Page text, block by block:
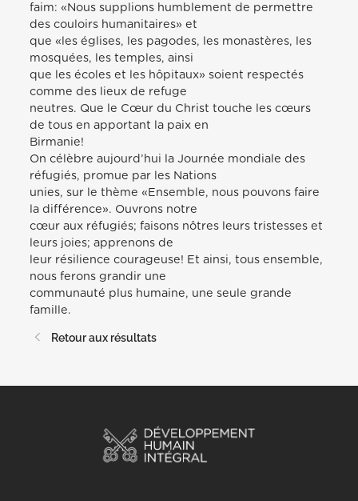
faim: «Nous supplions humblement de permettre
des couloirs humanitaires» et
que «les églises, les pagodes, les monastères, les
mosquées, les temples, ainsi
que les écoles et les hôpitaux» soient respectés
comme des lieux de refuge
neutres. Que le Cœur du Christ touche les cœurs
de tous en apportant la paix en
Birmanie!
On célèbre aujourd’hui la Journée mondiale des
réfugiés, promue par les Nations
unies, sur le thème «Ensemble, nous pouvons faire
la différence». Ouvrons notre
cœur aux réfugiés; faisons nôtres leurs tristesses et
leurs joies; apprenons de
leur résilience courageuse! Et ainsi, tous ensemble,
nous ferons grandir une
communauté plus humaine, une seule grande
famille.
Retour aux résultats